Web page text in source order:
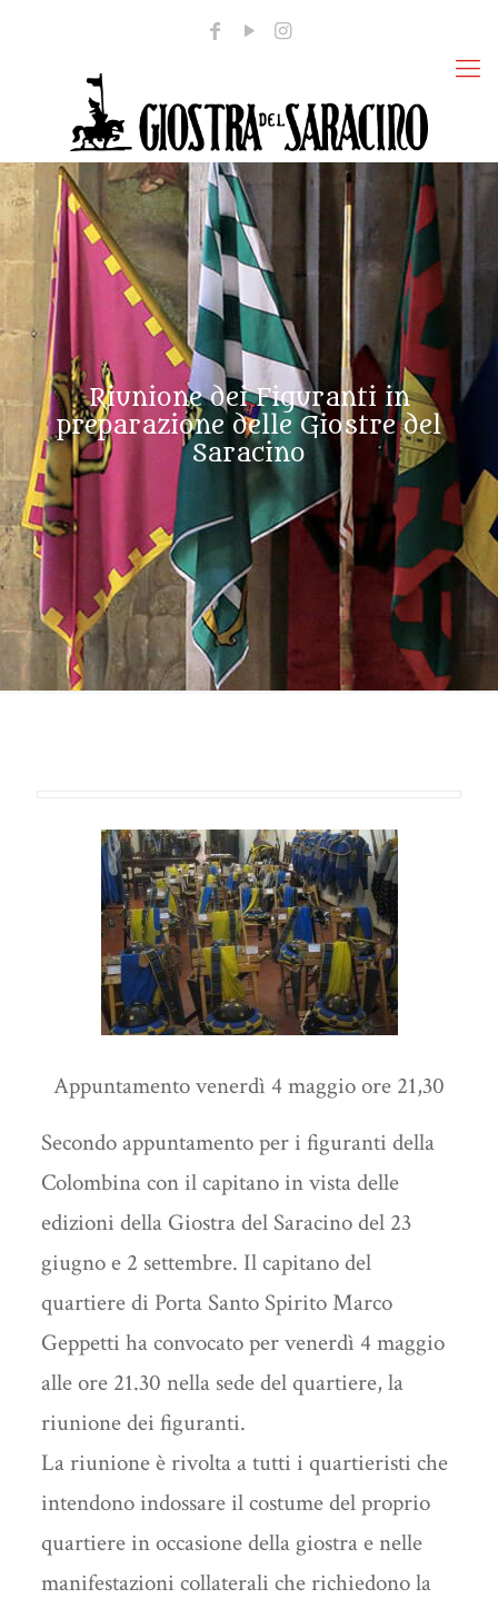
Riunione dei Figuranti in
preparazione delle Giostre del
Saracino
Appuntamento venerdì 4 maggio ore 21,30
Secondo appuntamento per i figuranti della
Colombina con il capitano in vista delle
edizioni della Giostra del Saracino del 23
giugno e 2 settembre. Il capitano del
quartiere di Porta Santo Spirito Marco
Geppetti ha convocato per venerdì 4 maggio
alle ore 21.30 nella sede del quartiere, la
riunione dei figuranti.
La riunione è rivolta a tutti i quartieristi che
intendono indossare il costume del proprio
quartiere in occasione della giostra e nelle
manifestazioni collaterali che richiedono la